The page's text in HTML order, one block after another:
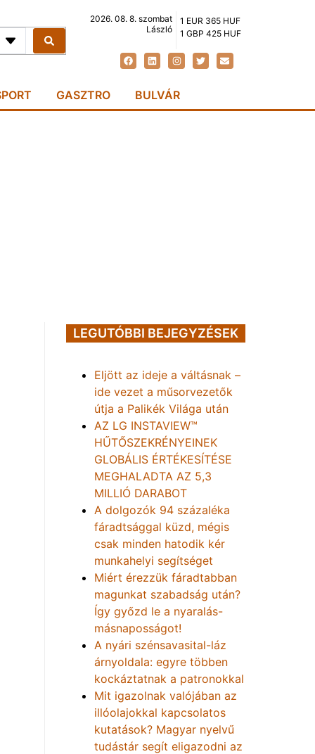
2026. 08. 8. szombat
László
1 EUR 365 HUF
1 GBP 425 HUF
GASZTRO BULVÁR
LEGUTÓBBI BEJEGYZÉSEK
Eljött az ideje a váltásnak –
ide vezet a műsorvezetők
útja a Palikék Világa után
AZ LG INSTAVIEW™
HŰTŐSZEKRÉNYEINEK
GLOBÁLIS ÉRTÉKESÍTÉSE
MEGHALADTA AZ 5,3
MILLIÓ DARABOT
A dolgozók 94 százaléka
fáradtsággal küzd, mégis
csak minden hatodik kér
munkahelyi segítséget
Miért érezzük fáradtabban
magunkat szabadság után?
Így győzd le a nyaralás-
másnaposságot!
A nyári szénsavasital-láz
árnyoldala: egyre többen
kockáztatnak a patronokkal
Mit igazolnak valójában az
illóolajokkal kapcsolatos
kutatások? Magyar nyelvű
tudástár segít eligazodni az